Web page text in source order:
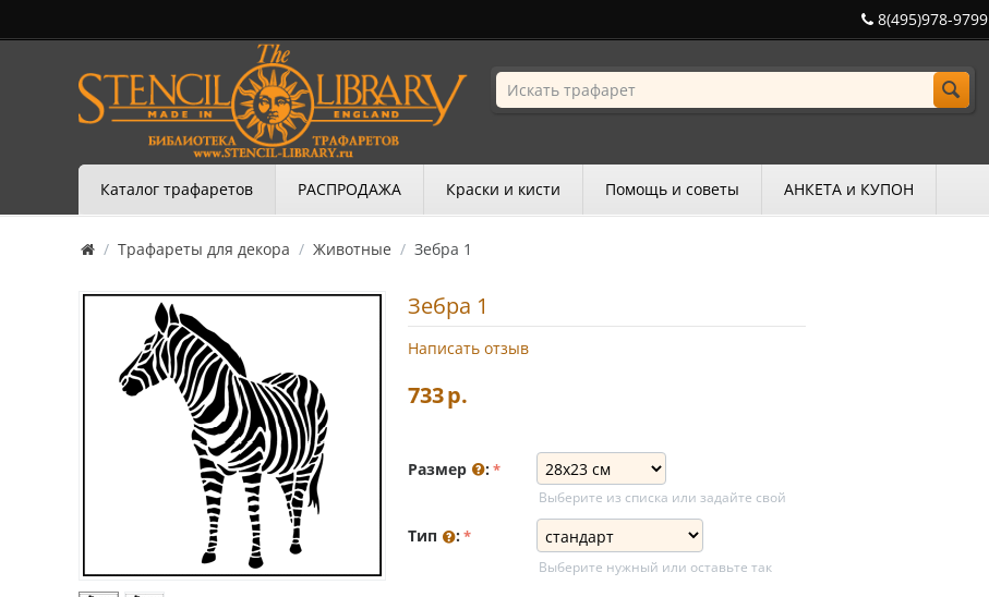
8(495)978-9799
Каталог трафаретов РАСПРОДАЖА Краски и кисти Помощь и советы АНКЕТА и КУПОН
/ Трафареты для декора / Животные / Зебра 1
Зебра 1
Написать отзыв
733р.
Размер :
Выберите из списка или задайте свой
Тип :
Выберите нужный или оставьте так